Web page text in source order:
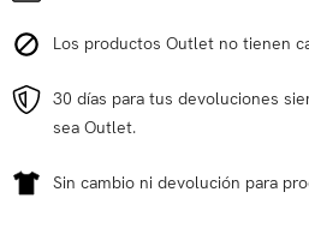
Los productos Outlet no tienen
30 días para tus devoluciones
sea Outlet.
Sin cambio ni devolución para